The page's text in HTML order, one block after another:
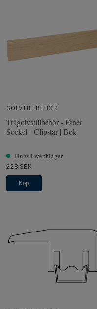
GOLVTILLBEHÖR
Trägolvstillbehör - Fanér
Sockel - Clipstar | Bok
Finns i webblager
228 SEK
Köp